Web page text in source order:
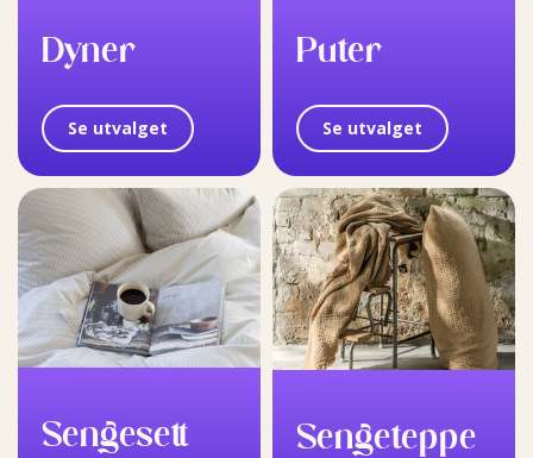
Dyner
Se utvalget
Puter
Se utvalget
Sengesett Sengeteppe